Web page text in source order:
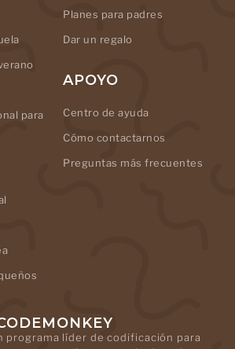
para
Planes para padres
Dar un regalo
APOYO
Centro de ayuda
Cómo contactarnos
Preguntas más frecuentes
programa líder de codificación para